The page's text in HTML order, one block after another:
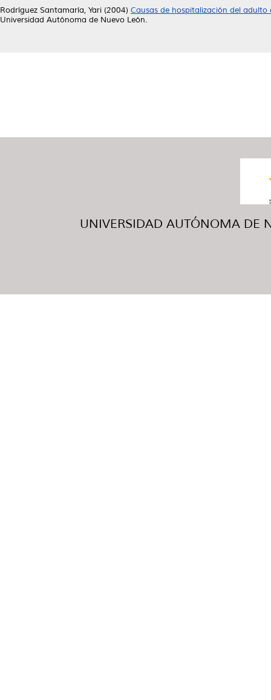
Rodríguez Santamaría, Yari (2004) Causas de hospitalización del
Universidad Autónoma de Nuevo León.
UNIVERSIDAD AUTÓNOMA DE